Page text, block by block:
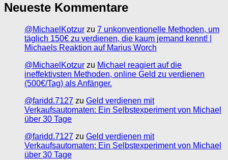
Neueste Kommentare
@MichaelKotzur zu 7 unkonventionelle Methoden, um
täglich 150€ zu verdienen, die kaum jemand kennt! |
Michaels Reaktion auf Marius Worch
@MichaelKotzur zu Michael reagiert auf die
ineffektivsten Methoden, online Geld zu verdienen
(500€/Tag) als Anfänger.
@faridd.7127 zu Geld verdienen mit
Verkaufsautomaten: Ein Selbstexperiment von Michael
über 30 Tage
@faridd.7127 zu Geld verdienen mit
Verkaufsautomaten: Ein Selbstexperiment von Michael
über 30 Tage